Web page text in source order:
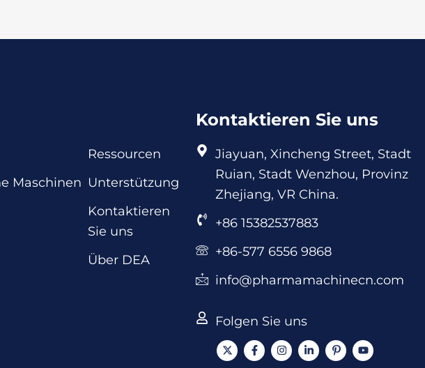
Maschinen
Ressourcen
Unterstützung
Kontaktieren
Sie uns
Über DEA
Kontaktieren Sie uns
Jiayuan, Xincheng Street, Stadt
Ruian, Stadt Wenzhou, Provinz
Zhejiang, VR China.
+86 15382537883
+86-577 6556 9868
info@pharmamachinecn.com
Folgen Sie uns
X
-
F
a
I
n
L
i
I
c
Y
o